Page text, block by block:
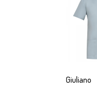
Giuliano